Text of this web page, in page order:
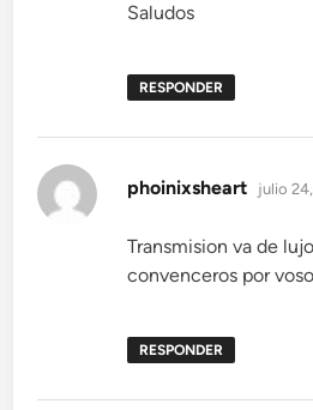
Saludos
RESPONDER
phoinixsheart dice:
julio
Transmision va de
convenceros por
RESPONDER